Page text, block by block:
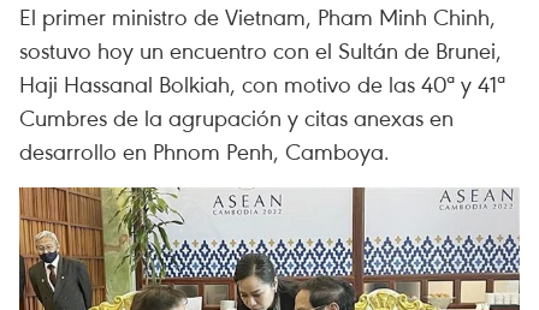
El primer ministro de Vietnam, Pham Minh Chinh,
sostuvo hoy un encuentro con el Sultán de Brunei,
Haji Hassanal Bolkiah, con motivo de las 40ª y 41ª
Cumbres de la agrupación y citas anexas en
desarrollo en Phnom Penh, Camboya.